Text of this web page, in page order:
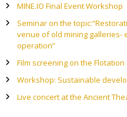
MINE.IO Final Event Workshop
Seminar on the
venue of old mining galleries-
operation”
Film screening on the Flotation
Workshop: Sustainable
Live concert at the Ancient